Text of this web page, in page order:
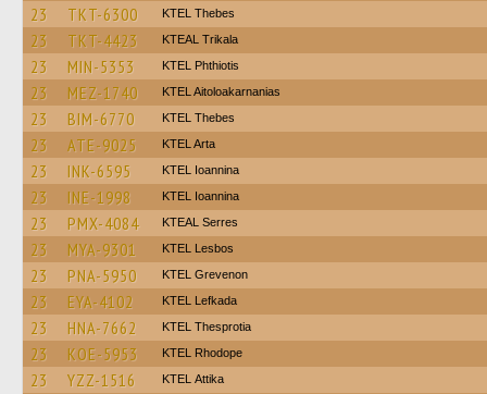
23 TKT-6300 KTEL Thebes
23 TKT-4423 KTEAL Trikala
23 MIN-5353 ΚΤΕL Phthiotis
23 MEZ-1740 KTEL Aitoloakarnanias
23 BIM-6770 KTEL Thebes
23 ATE-9025 KTEL Arta
23 INK-6595 KTEL Ioannina
23 INE-1998 KTEL Ioannina
23 PMX-4084 KTEAL Serres
23 MYA-9301 KTEL Lesbos
23 PNA-5950 ΚΤΕL Grevenon
23 EYA-4102 KTEL Lefkada
23 HNA-7662 KTEL Thesprotia
23 KOE-5953 KTEL Rhodope
23 YZZ-1516 KΤΕL Αttika